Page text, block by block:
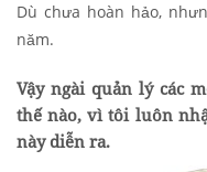
Dù chưa hoàn hảo,
năm.
Vậy ngài quản lý các
thế nào, vì tôi luôn
này diễn ra.